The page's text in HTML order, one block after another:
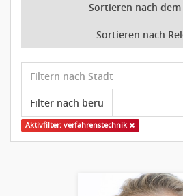
Sortieren nach dem
Sortieren nach
Aktivfilter: verfahrenstechnik